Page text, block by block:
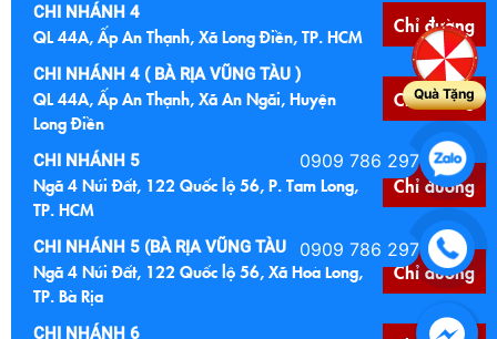
CHI NHÁNH 4
QL 44A, Ấp An Thạnh, Xã Long Điền, TP. HCM Chỉ đường
CHI NHÁNH 4 ( BÀ RỊA VŨNG TÀU )
QL 44A, Ấp An Thạnh, Xã An Ngãi, Huyện
Long Điền
Chỉ đường
CHI NHÁNH 5
Ngã 4 Núi Đất, 122 Quốc lộ 56, P. Tam Long,
TP. HCM
Chỉ đường
CHI NHÁNH 5 (BÀ RỊA VŨNG TÀU CŨ )
Ngã 4 Núi Đất, 122 Quốc lộ 56, Xã Hoà Long,
TP. Bà Rịa
Chỉ đường
CHI NHÁNH 6
Quà Tặng
0909 786 297
0909 786 297